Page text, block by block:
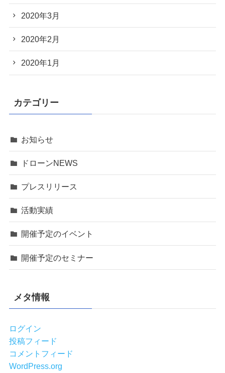
2020年3月
2020年2月
2020年1月
カテゴリー
お知らせ
ドローンNEWS
プレスリリース
活動実績
開催予定のイベント
開催予定のセミナー
メタ情報
ログイン
投稿フィード
コメントフィード
WordPress.org